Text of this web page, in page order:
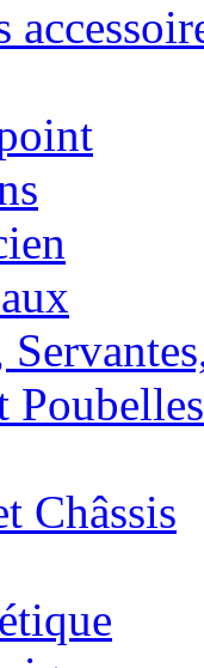
Poubelles
Châssis